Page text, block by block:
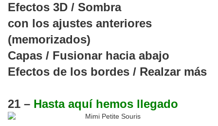
Efectos 3D / Sombra
con los ajustes anteriores
(memorizados)
Capas / Fusionar hacia abajo
Efectos de los bordes / Realzar más
21 – Hasta aquí hemos llegado